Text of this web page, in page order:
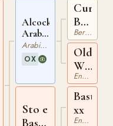
Alcock's
Arabian
ox
Arabiskt Fullblod
OX
Sto e
Basto
Bay
Barb
Berberhäst
Old
Wen
Mare
xx
Engelskt Fullblod
Basto
xx
Engelskt Fullblod